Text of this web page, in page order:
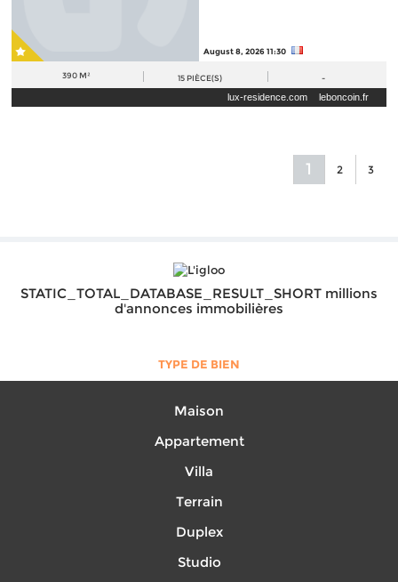
August 8, 2026 11:30
390 M² 15 PIÈCE(S) -
lux-residence.com leboncoin.fr
1 2 3
STATIC_TOTAL_DATABASE_RESULT_SHORT millions
d'annonces immobilières
TYPE DE BIEN
Maison
Appartement
Villa
Terrain
Duplex
Studio